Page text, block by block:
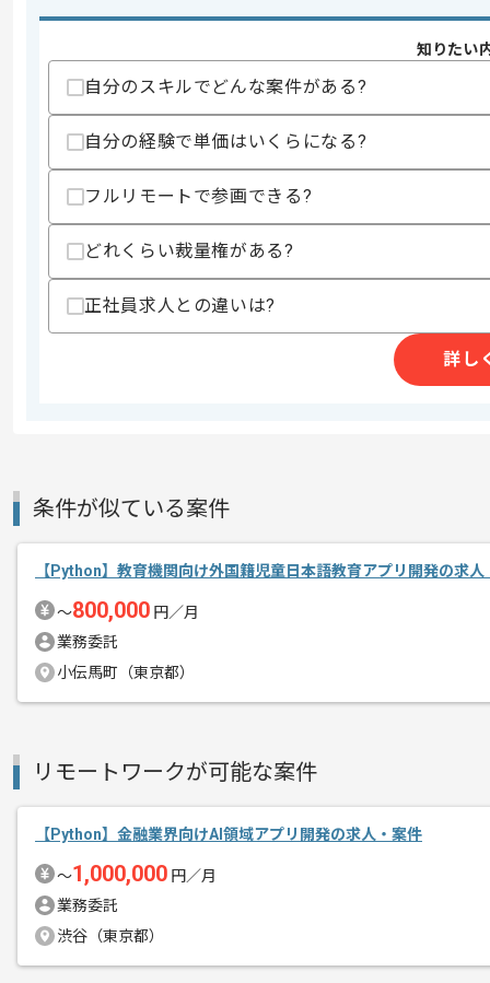
ム
20代活躍中 , 30代活
スキル
求めるスキル
・Pythonを用いた開発経験(3年以上)
・Djangoを用いた開発経験(1年以上)
歓迎スキル
・下記スキルを用いた経験
‐Docker
上記に似た経験やスキルをお持ちであれば
その他募集要項
募集人数
作業開始日
2024/11/01
エージェントからのコ
メント
スキルアップされたい方、長期的に参
知りたい
自分のスキルでどんな案件がある?
自分の経験で単価はいくらになる?
フルリモートで参画できる?
どれくらい裁量権がある?
正社員求人との違いは?
詳し
条件が似ている案件
【Python】教育機関向け外国籍児童日本語教育アプリ開発の求人
〜800,000 円／月
業務委託
小伝馬町（東京都）
リモートワークが可能な案件
【Python】金融業界向けAI領域アプリ開発の求人・案件
〜1,000,000 円／月
業務委託
渋谷（東京都）